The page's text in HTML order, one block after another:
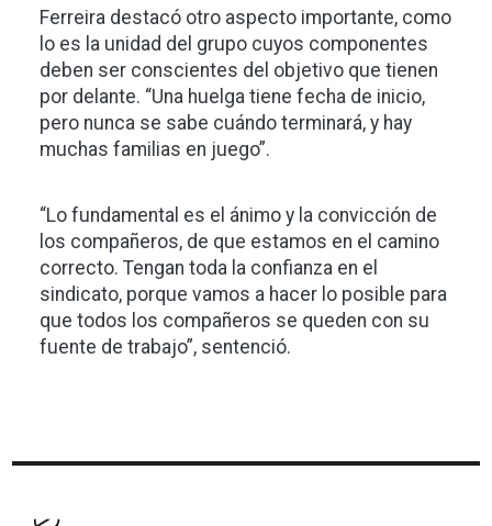
Ferreira destacó otro aspecto importante, como
lo es la unidad del grupo cuyos componentes
deben ser conscientes del objetivo que tienen
por delante. “Una huelga tiene fecha de inicio,
pero nunca se sabe cuándo terminará, y hay
muchas familias en juego”.
“Lo fundamental es el ánimo y la convicción de
los compañeros, de que estamos en el camino
correcto. Tengan toda la confianza en el
sindicato, porque vamos a hacer lo posible para
que todos los compañeros se queden con su
fuente de trabajo”, sentenció.